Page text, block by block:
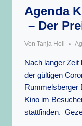
Agenda
– Der
Von Tanja Holl
Nach langer Zeit
der gültigen
Rummelsberger
Kino im
stattfinden.